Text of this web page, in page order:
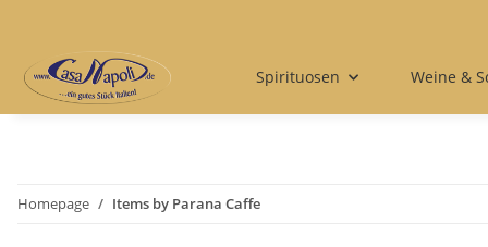
Spirituosen Weine &
Homepage Items by Parana Caffe